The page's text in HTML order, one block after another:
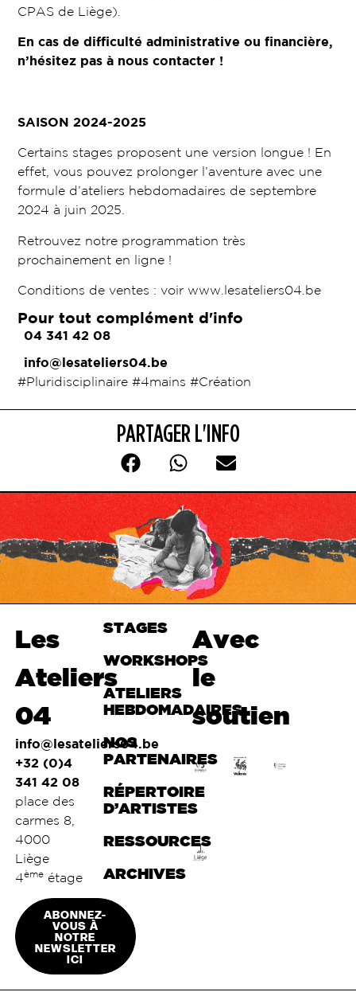
CPAS de Liège).
En cas de difficulté administrative ou financière,
n’hésitez pas à nous contacter !
SAISON 2024-2025
Certains stages proposent une version longue ! En
effet, vous pouvez prolonger l’aventure avec une
formule d’ateliers hebdomadaires de septembre
2024 à juin 2025.
Retrouvez notre programmation très
prochainement en ligne !
Conditions de ventes : voir www.lesateliers04.be
Pour tout complément d'info
04 341 42 08
info@lesateliers04.be
#Pluridisciplinaire #4mains #Création
PARTAGER L'INFO
Les
Ateliers
04
info@lesateliers04.be
+32 (0)4
341 42 08
place des
carmes 8,
4000
Liège
4èmeétage
ABONNEZ-
VOUS À
NOTRE
NEWSLETTER
ICI
STAGES
WORKSHOPS
ATELIERS
HEBDOMADAIRES
NOS
PARTENAIRES
RÉPERTOIRE
D’ARTISTES
RESSOURCES
ARCHIVES
Avec
le
soutien